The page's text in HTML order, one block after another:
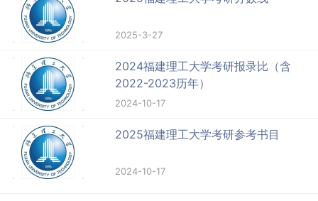
2025-3-27
2024福建理工大学考研报录比（含
2022-2023历年）
2024-10-17
2025福建理工大学考研参考书目
2024-10-17